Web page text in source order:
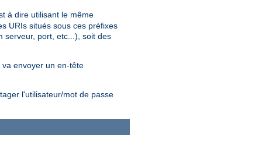
à dire utilisant le même
URIs situés sous ces préfixes
serveur, port, etc...), soit des
envoyer un en-tête
l'utilisateur/mot de passe